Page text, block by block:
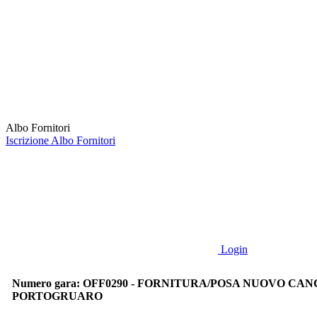
Albo Fornitori
Iscrizione Albo Fornitori
Login
Numero gara: OFF0290 - FORNITURA/POSA NUOVO
PORTOGRUARO